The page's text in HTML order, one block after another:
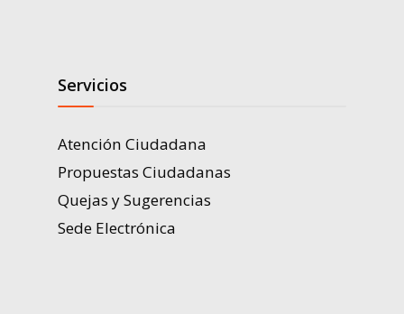
Servicios
Atención Ciudadana
Propuestas Ciudadanas
Quejas y Sugerencias
Sede Electrónica